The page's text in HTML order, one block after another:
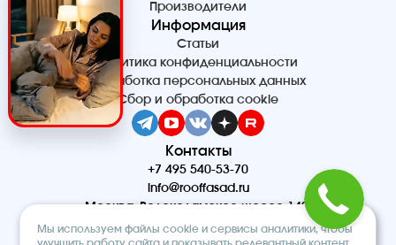
Производители
Информация
Статьи
Политика конфиденциальности
Обработка персональных данных
Сбор и обработка cookie
Контакты
+7 495 540-53-70
info@rooffasad.ru
Москва, Волоколамское шоссе 142,
офис 606, 6 этаж
Мы используем файлы cookie и сервисы аналитики, чтобы